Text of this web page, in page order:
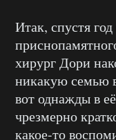
Итак, спустя
хирург Дори
никакую семью
вот однажды в
чрезмерно
какое-то